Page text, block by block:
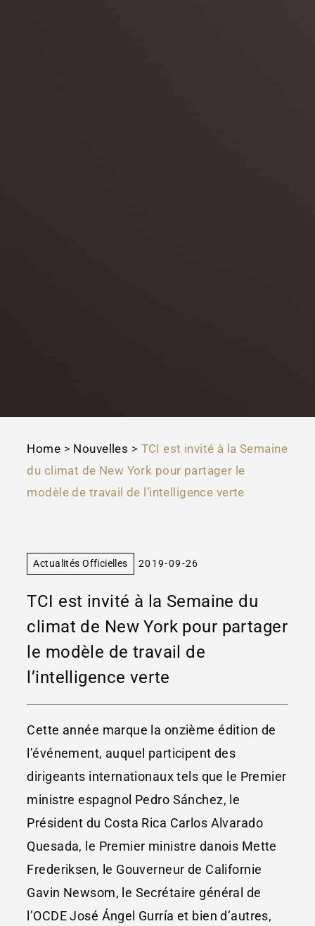
Home > Nouvelles > TCI est invité à la Semaine
du climat de New York pour partager le
modèle de travail de l’intelligence verte
Actualités Officielles 2019-09-26
TCI est invité à la Semaine du
climat de New York pour partager
le modèle de travail de
l’intelligence verte
Cette année marque la onzième édition de
l’événement, auquel participent des
dirigeants internationaux tels que le Premier
ministre espagnol Pedro Sánchez, le
Président du Costa Rica Carlos Alvarado
Quesada, le Premier ministre danois Mette
Frederiksen, le Gouverneur de Californie
Gavin Newsom, le Secrétaire général de
l’OCDE José Ángel Gurría et bien d’autres,